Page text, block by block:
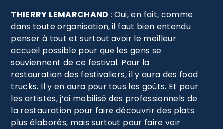
THIERRY LEMARCHAND : Oui, en fait, comme
dans toute organisation, il faut bien entendu
penser à tout et surtout avoir le meilleur
accueil possible pour que les gens se
souviennent de ce festival. Pour la
restauration des festivaliers, il y aura des food
trucks. Il y en aura pour tous les goûts. Et pour
les artistes, j’ai mobilisé des professionnels de
la restauration pour faire découvrir des plats
plus élaborés, mais surtout pour faire voir